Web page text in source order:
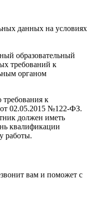
данных на условиях
образовательный
требований к
органом
требования к
02.05.2015 №122-ФЗ.
должен иметь
квалификации
работы.
вам и поможет с